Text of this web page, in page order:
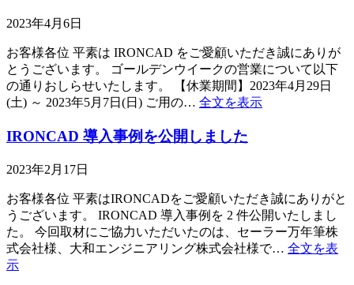
2023年4月6日
お客様各位 平素は IRONCAD をご愛顧いただき誠にありが
とうございます。 ゴールデンウイークの営業について以下
の通りおしらせいたします。 【休業期間】2023年4月29日
(土) ～ 2023年5月7日(日) ご用の… 全文を表示
IRONCAD 導入事例を公開しました
2023年2月17日
お客様各位 平素はIRONCADをご愛顧いただき誠にありがと
うございます。 IRONCAD 導入事例を 2 件公開いたしまし
た。 今回取材にご協力いただいたのは、セーラー万年筆株
式会社様、大和エンジニアリング株式会社様で… 全文を表
示